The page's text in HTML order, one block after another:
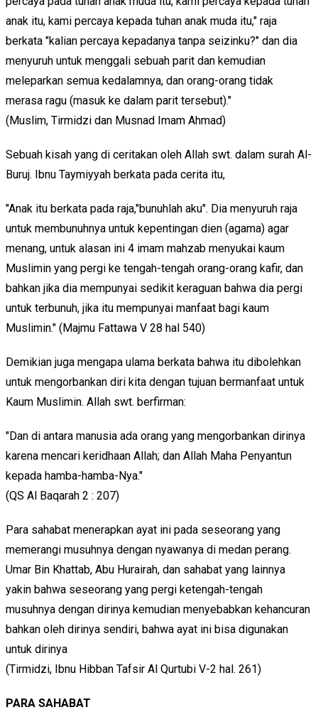
anak itu, kami percaya kepada tuhan anak muda itu," raja
berkata "kalian percaya kepadanya tanpa seizinku?" dan dia
menyuruh untuk menggali sebuah parit dan kemudian
meleparkan semua kedalamnya, dan orang-orang tidak
merasa ragu (masuk ke dalam parit tersebut)."
(Muslim, Tirmidzi dan Musnad Imam Ahmad)
Sebuah kisah yang di ceritakan oleh Allah swt. dalam surah Al-
Buruj. Ibnu Taymiyyah berkata pada cerita itu,
"Anak itu berkata pada raja,"bunuhlah aku". Dia menyuruh raja
untuk membunuhnya untuk kepentingan dien (agama) agar
menang, untuk alasan ini 4 imam mahzab menyukai kaum
Muslimin yang pergi ke tengah-tengah orang-orang kafir, dan
bahkan jika dia mempunyai sedikit keraguan bahwa dia pergi
untuk terbunuh, jika itu mempunyai manfaat bagi kaum
Muslimin." (Majmu Fattawa V 28 hal 540)
Demikian juga mengapa ulama berkata bahwa itu dibolehkan
untuk mengorbankan diri kita dengan tujuan bermanfaat untuk
Kaum Muslimin. Allah swt. berfirman:
"Dan di antara manusia ada orang yang mengorbankan dirinya
karena mencari keridhaan Allah; dan Allah Maha Penyantun
kepada hamba-hamba-Nya."
(QS Al Baqarah 2 : 207)
Para sahabat menerapkan ayat ini pada seseorang yang
memerangi musuhnya dengan nyawanya di medan perang.
Umar Bin Khattab, Abu Hurairah, dan sahabat yang lainnya
yakin bahwa seseorang yang pergi ketengah-tengah
musuhnya dengan dirinya kemudian menyebabkan kehancuran
bahkan oleh dirinya sendiri, bahwa ayat ini bisa digunakan
untuk dirinya
(Tirmidzi, Ibnu Hibban Tafsir Al Qurtubi V-2 hal. 261)
PARA SAHABAT